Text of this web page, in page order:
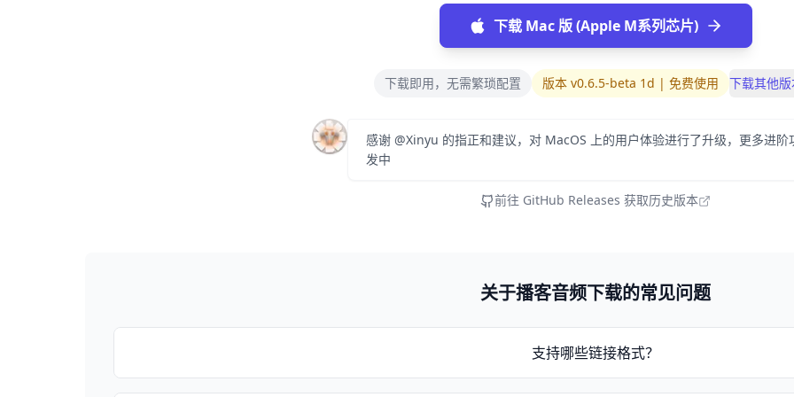
下载 Mac 版 (Apple M系列芯片)
下载即用，无需繁琐配置 版本 v0.6.5-beta 1d | 免费使用 下载其他版
感谢 @Xinyu 的指正和建议，对 MacOS 上的用户体验进行了升级，更多进阶
发中
前往 GitHub Releases 获取历史版本
关于播客音频下载的常见问题
支持哪些链接格式？